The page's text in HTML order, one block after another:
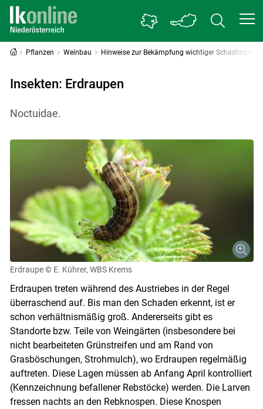
Pflanzen Weinbau Hinweise zur Bekämpfung wichtiger Schädlinge
Insekten: Erdraupen
Noctuidae.
Erdraupe © E. Kührer, WBS Krems
Erdraupen treten während des Austriebes in der Regel
überraschend auf. Bis man den Schaden erkennt, ist er
schon verhältnismäßig groß. Andererseits gibt es
Standorte bzw. Teile von Weingärten (insbesondere bei
nicht bearbeiteten Grünstreifen und am Rand von
Grasböschungen, Strohmulch), wo Erdraupen regelmäßig
auftreten. Diese Lagen müssen ab Anfang April kontrolliert
(Kennzeichnung befallener Rebstöcke) werden. Die Larven
fressen nachts an den Rebknospen. Diese Knospen